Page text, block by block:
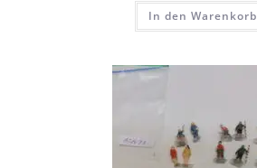
In den Warenkorb